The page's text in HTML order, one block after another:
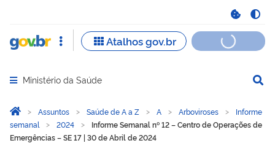
Abrir menu principal de navegação
Ministério da Saúde
Você está aqui:
Página Inicial
Assuntos Saúde de A a Z A Arboviroses
Informe
semanal
2024
Informe Semanal nº 12 – Centro de Operações de
Emergências – SE 17 | 30 de Abril de 2024